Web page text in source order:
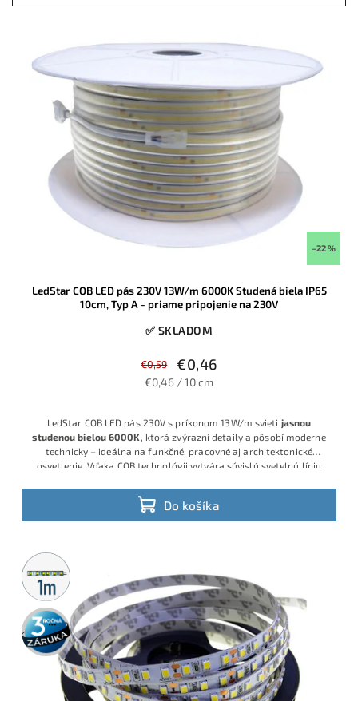
Najdrahšie
–22 %
LedStar COB LED pás 230V 13W/m 6000K Studená biela IP65
10cm, Typ A - priame pripojenie na 230V
✅ SKLADOM
€0,59 €0,46
€0,46 / 10 cm
Do košíka
LedStar COB LED pás 230V s príkonom 13W/m svieti jasnou
studenou bielou 6000K , ktorá zvýrazní detaily a pôsobí moderne
technicky – ideálna na funkčné, pracovné aj architektonické
osvetlenie. Vďaka COB technológii vytvára súvislú svetelnú líniu
10 cm, takže dĺžku vieš presne prispôsobiť projektu.
Metrážny
predaj
3 roky
záruka